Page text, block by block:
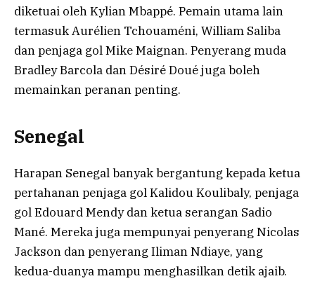
diketuai oleh Kylian Mbappé. Pemain utama lain
termasuk Aurélien Tchouaméni, William Saliba
dan penjaga gol Mike Maignan. Penyerang muda
Bradley Barcola dan Désiré Doué juga boleh
memainkan peranan penting.
Senegal
Harapan Senegal banyak bergantung kepada ketua
pertahanan penjaga gol Kalidou Koulibaly, penjaga
gol Edouard Mendy dan ketua serangan Sadio
Mané. Mereka juga mempunyai penyerang Nicolas
Jackson dan penyerang Iliman Ndiaye, yang
kedua-duanya mampu menghasilkan detik ajaib.